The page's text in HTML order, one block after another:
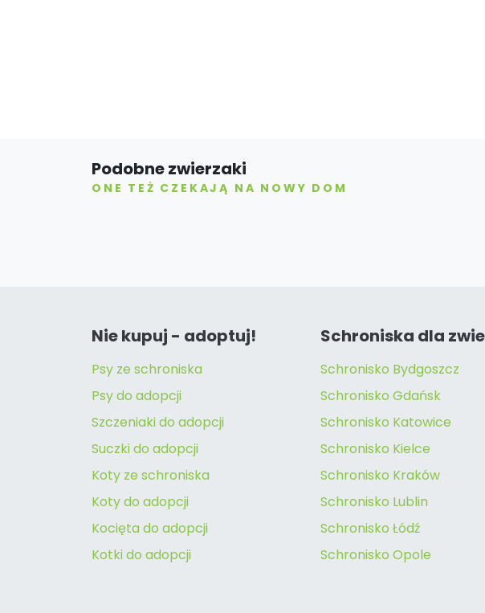
Podobne zwierzaki
ONE TEŻ CZEKAJĄ NA NOWY DOM
Nie kupuj - adoptuj!
Psy ze schroniska
Psy do adopcji
Szczeniaki do adopcji
Suczki do adopcji
Koty ze schroniska
Koty do adopcji
Kocięta do adopcji
Kotki do adopcji
Schroniska dla
Schronisko Bydgoszcz
Schronisko Gdańsk
Schronisko Katowice
Schronisko Kielce
Schronisko Kraków
Schronisko Lublin
Schronisko Łódź
Schronisko Opole